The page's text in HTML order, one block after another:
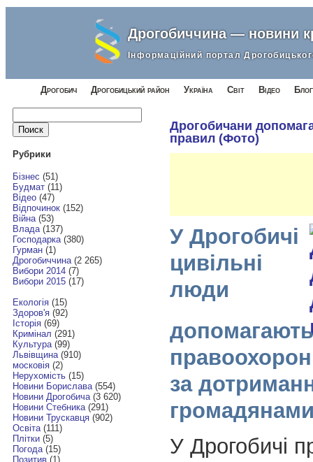
Дрогобиччина — новини
Інформаційний портал
Дрогобич Дрогобицький район Україна Світ Відео
Найти:
Рубрики
Бізнес (51)
Будмат(11)
Відео(47)
Відпочинок(152)
Війна(53)
Влада(137)
Господарка(380)
Гурман(1)
Дрогобиччина(2 265)
Вибори 2014(7)
Вибори 2015(17)
Екологія(15)
Здоров'я(92)
Історія(69)
Кримінал (291)
Культура(99)
Львівщина(910)
московія(2)
Нерухомість(15)
Новини Борислава(554)
Новини Дрогобича(3 620)
Новини Стебника(291)
Новини Трускавця(902)
Освіта(111)
Плітки(5)
Погода(15)
Позитив(1)
Дрогобичани
правил (Фото)
У Дрогобичі
цивільні
люди
допомагають
за
У Дрогобичі